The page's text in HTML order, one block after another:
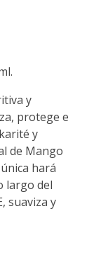
y
protege e
y
de Mango
hará
largo del
suaviza y